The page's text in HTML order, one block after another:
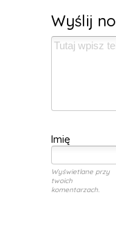
Wyślij
Imię
Wyświetlane przy
twoich
komentarzach.